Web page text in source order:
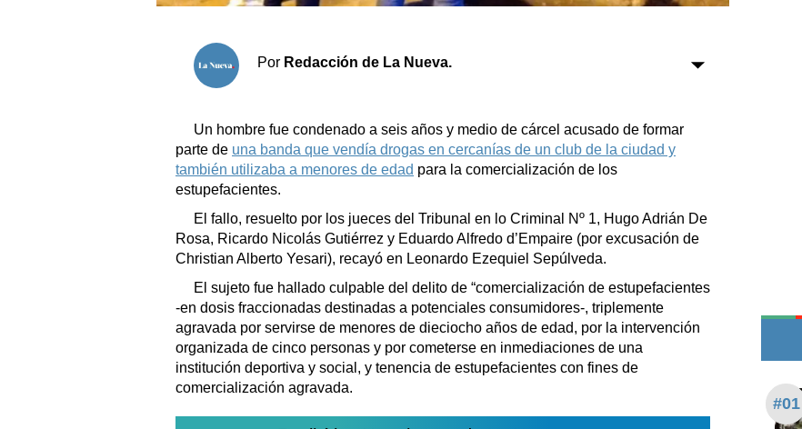
Clasificados
Horóscopo
Servicios
Farmacias
Transportes
Loterías
Fúnebres
Edictos
Por Redacción de La Nueva.
Un hombre fue condenado a seis años y medio de cárcel acusado de formar
parte de una banda que vendía drogas en cercanías de un club de la ciudad y
también utilizaba a menores de edad para la comercialización de los
estupefacientes.
El fallo, resuelto por los jueces del Tribunal en lo Criminal Nº 1, Hugo Adrián De
Rosa, Ricardo Nicolás Gutiérrez y Eduardo Alfredo d’Empaire (por excusación de
Christian Alberto Yesari), recayó en Leonardo Ezequiel Sepúlveda.
El sujeto fue hallado culpable del delito de “comercialización de estupefacientes
-en dosis fraccionadas destinadas a potenciales consumidores-, triplemente
agravada por servirse de menores de dieciocho años de edad, por la intervención
organizada de cinco personas y por cometerse en inmediaciones de una
institución deportiva y social, y tenencia de estupefacientes con fines de
comercialización agravada.
#01